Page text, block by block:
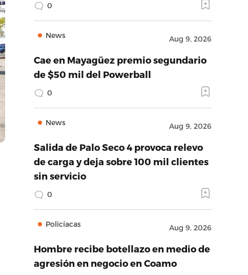
0
News Aug 9, 2026
Cae en Mayagüez premio segundario
de $50 mil del Powerball
0
News Aug 9, 2026
Salida de Palo Seco 4 provoca relevo
de carga y deja sobre 100 mil clientes
sin servicio
0
Policíacas Aug 9, 2026
Hombre recibe botellazo en medio de
agresión en negocio en Coamo